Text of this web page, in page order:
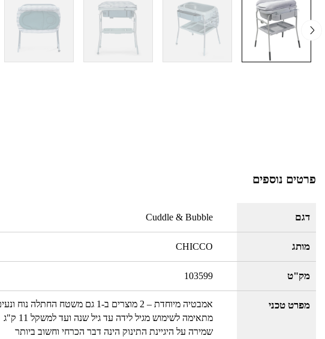
פרטים נוספים
דגם Cuddle & Bubble
מותג CHICCO
מק"ט 103599
מפרט טכני
אמבטיה מיוחדת – 2 מוצרים ב-1 גם משטח החתלה נוח ונעים וגם אמבטיה מפנקת
מתאימה לשימוש מגיל לידה עד גיל שנה ועד למשקל 11 ק"ג
שמירה על היגיינת התינוק הינה דבר הכרחי וחשוב ביותר